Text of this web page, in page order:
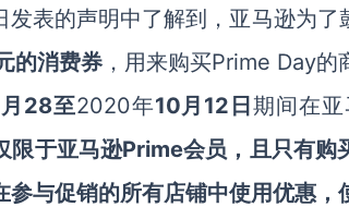
表的声明中了解到，亚马逊为了
的消费券 ，用来购买Prime Day的
28至2020年10月12日期间在
限于亚马逊Prime会员，且只有购
与促销的所有店铺中使用优惠，